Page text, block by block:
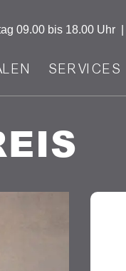
09.00 bis 18.00 Uhr
SERVICES